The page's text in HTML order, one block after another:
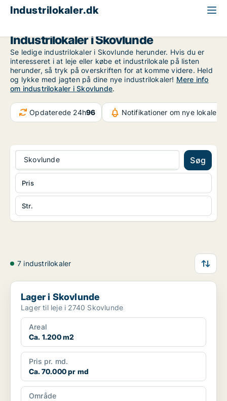
Industrilokaler.dk
Industrilokaler i Skovlunde
Se ledige industrilokaler i Skovlunde herunder. Hvis du er
interesseret i at leje eller købe et industrilokale på listen
herunder, så tryk på overskriften for at komme videre. Held
og lykke med jagten på dine nye industrilokaler! Mere info
om industrilokaler i Skovlunde.
Opdaterede 24h96 Notifikationer om nye lokaler
Skovlunde Søg
Str.
Pris
7 industrilokaler
Lager i Skovlunde
Lager i Skovlunde
Lager til leje i 2740 Skovlunde
Areal
Ca. 1.200 m2
Pris pr. md.
Ca. 70.000 pr md
Område